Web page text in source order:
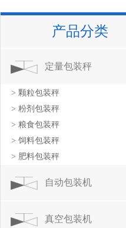
产品分类
定量包装秤
> 颗粒包装秤
> 粉剂包装秤
> 粮食包装秤
> 饲料包装秤
> 肥料包装秤
自动包装机
真空包装机